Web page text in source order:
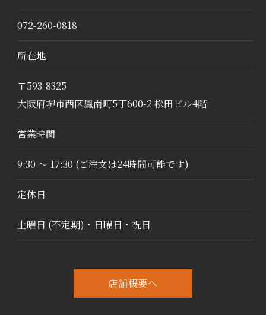
072-260-0818
所在地
〒593-8325
大阪府堺市西区鳳南町5丁600-2 松田ビル4階
営業時間
9:30 ～ 17:30 (ご注文は24時間可能です)
定休日
土曜日 (不定期)・日曜日・祝日
店舗概要へ